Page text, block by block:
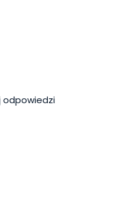
odpowiedzi